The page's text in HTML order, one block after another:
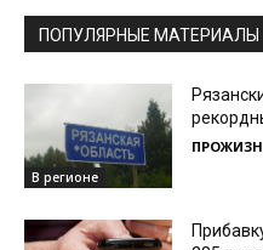
ПОПУЛЯРНЫЕ МАТЕРИАЛЫ
В регионе